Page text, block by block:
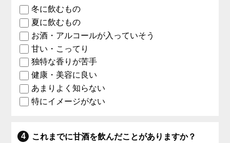
冬に飲むもの
夏に飲むもの
お酒・アルコールが入っていそう
甘い・こってり
独特な香りが苦手
健康・美容に良い
あまりよく知らない
特にイメージがない
これまでに甘酒を飲んだことがありますか？